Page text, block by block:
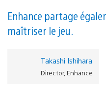
Enhance partage
maîtriser le jeu.
Takashi Ishihara
Director, Enhance